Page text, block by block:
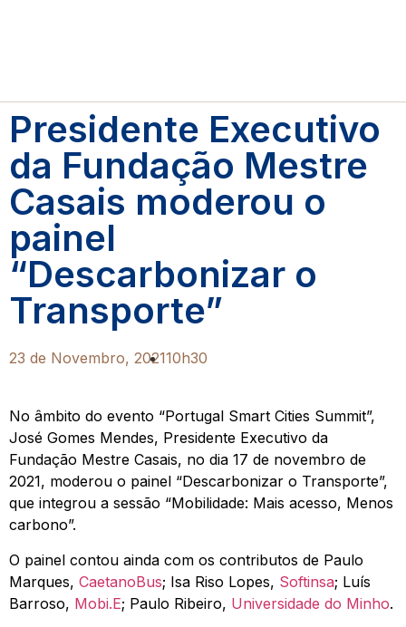
Presidente Executivo
da Fundação Mestre
Casais moderou o
painel
“Descarbonizar o
Transporte”
23 de Novembro, 202110h30
No âmbito do evento “Portugal Smart Cities Summit”,
José Gomes Mendes, Presidente Executivo da
Fundação Mestre Casais, no dia 17 de novembro de
2021, moderou o painel “Descarbonizar o Transporte”,
que integrou a sessão “Mobilidade: Mais acesso, Menos
carbono”.
O painel contou ainda com os contributos de Paulo
Marques, CaetanoBus; Isa Riso Lopes, Softinsa; Luís
Barroso, Mobi.E; Paulo Ribeiro, Universidade do Minho.